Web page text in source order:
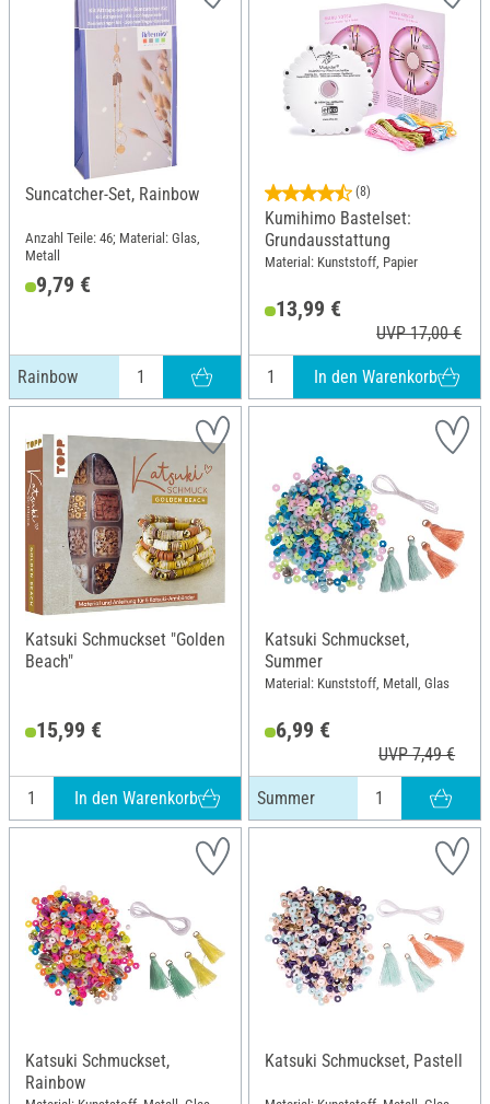
Suncatcher-Set, Rainbow
Anzahl Teile: 46; Material: Glas,
Metall
9,79 €
Rainbow
(8)
Kumihimo Bastelset:
Grundausstattung
Material: Kunststoff, Papier
13,99 €
UVP 17,00 €
In den Warenkorb
Katsuki Schmuckset "Golden
Beach"
15,99 €
In den Warenkorb
Katsuki Schmuckset,
Summer
Material: Kunststoff, Metall, Glas
6,99 €
UVP 7,49 €
Summer
Katsuki Schmuckset,
Rainbow
Katsuki Schmuckset, Pastell